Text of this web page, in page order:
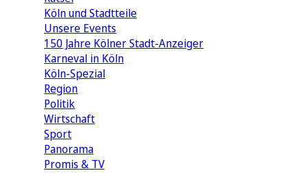
Köln und Stadtteile
Unsere Events
150 Jahre Kölner Stadt-Anzeiger
Karneval in Köln
Köln-Spezial
Region
Politik
Wirtschaft
Sport
Panorama
Promis & TV